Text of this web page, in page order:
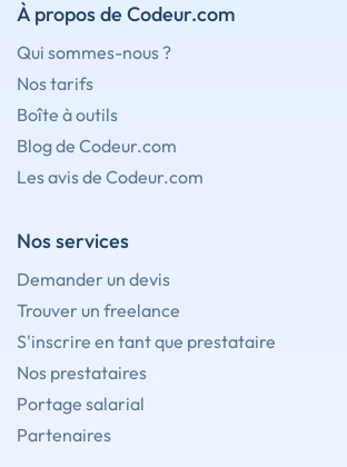
À propos de Codeur.com
Qui sommes-nous ?
Nos tarifs
Boîte à outils
Blog de Codeur.com
Les avis de Codeur.com
Nos services
Demander un devis
Trouver un freelance
S'inscrire en tant que prestataire
Nos prestataires
Portage salarial
Partenaires